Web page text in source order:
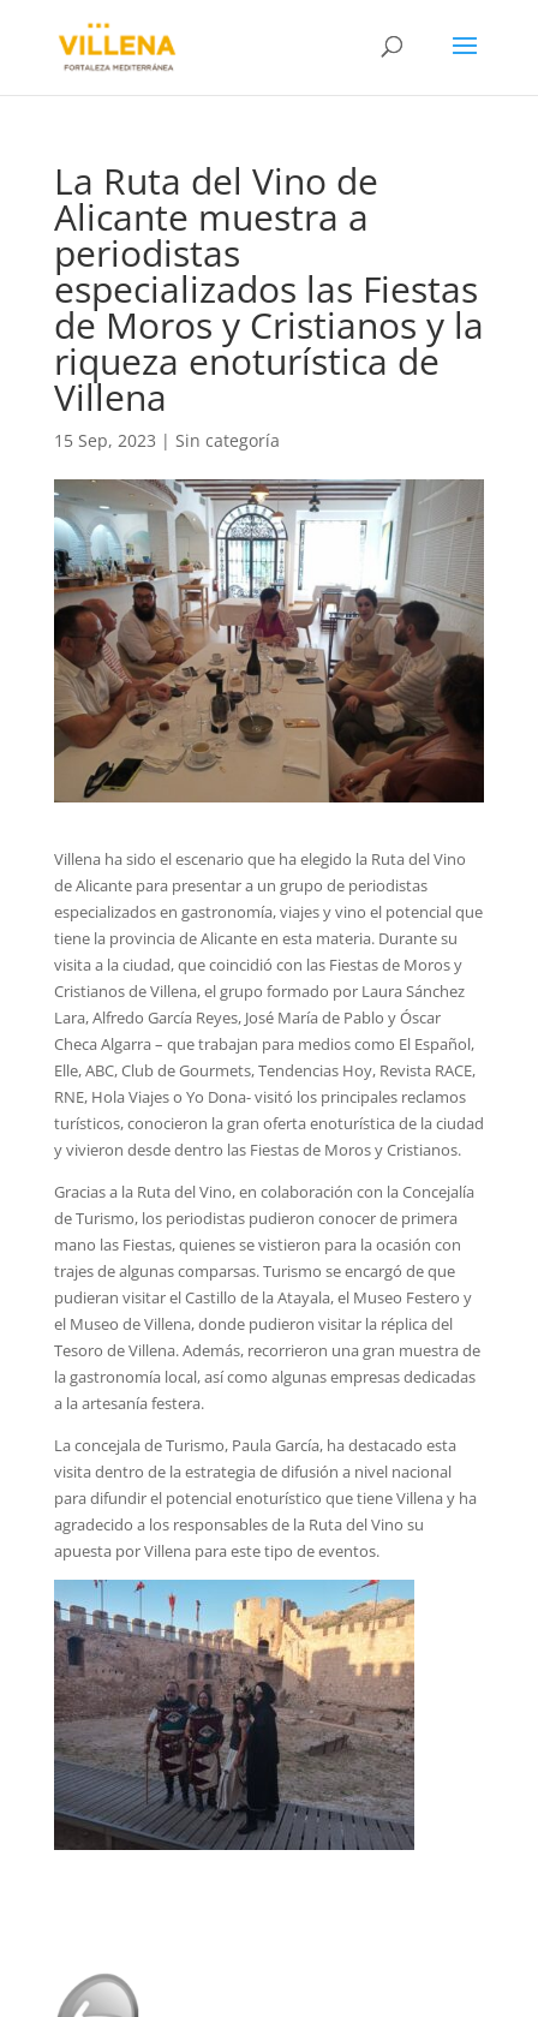
La Ruta del Vino de
Alicante muestra a
periodistas
especializados las Fiestas
de Moros y Cristianos y la
riqueza enoturística de
Villena
15 Sep, 2023 | Sin categoría
Villena ha sido el escenario que ha elegido la Ruta del Vino
de Alicante para presentar a un grupo de periodistas
especializados en gastronomía, viajes y vino el potencial que
tiene la provincia de Alicante en esta materia. Durante su
visita a la ciudad, que coincidió con las Fiestas de Moros y
Cristianos de Villena, el grupo formado por Laura Sánchez
Lara, Alfredo García Reyes, José María de Pablo y Óscar
Checa Algarra – que trabajan para medios como El Español,
Elle, ABC, Club de Gourmets, Tendencias Hoy, Revista RACE,
RNE, Hola Viajes o Yo Dona- visitó los principales reclamos
turísticos, conocieron la gran oferta enoturística de la ciudad
y vivieron desde dentro las Fiestas de Moros y Cristianos.
Gracias a la Ruta del Vino, en colaboración con la Concejalía
de Turismo, los periodistas pudieron conocer de primera
mano las Fiestas, quienes se vistieron para la ocasión con
trajes de algunas comparsas. Turismo se encargó de que
pudieran visitar el Castillo de la Atayala, el Museo Festero y
el Museo de Villena, donde pudieron visitar la réplica del
Tesoro de Villena. Además, recorrieron una gran muestra de
la gastronomía local, así como algunas empresas dedicadas
a la artesanía festera.
La concejala de Turismo, Paula García, ha destacado esta
visita dentro de la estrategia de difusión a nivel nacional
para difundir el potencial enoturístico que tiene Villena y ha
agradecido a los responsables de la Ruta del Vino su
apuesta por Villena para este tipo de eventos.